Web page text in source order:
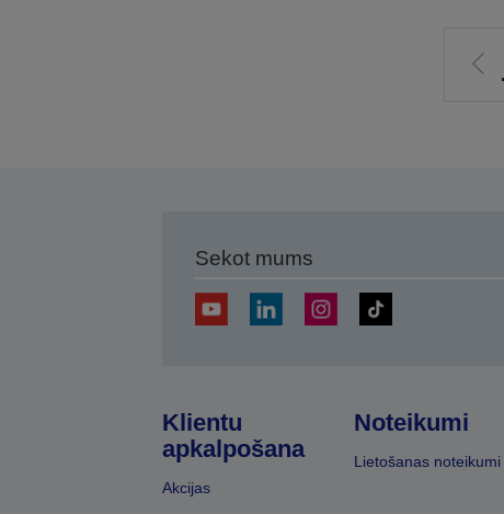
Iet
Sekot mums
Klientu
apkalpošana
Akcijas
Noteikumi
Lietošanas noteikumi